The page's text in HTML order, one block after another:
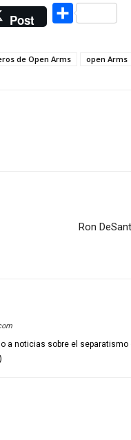
Post Compartir
de Open Arms open Arms
Ron
a noticias sobre el separatismo